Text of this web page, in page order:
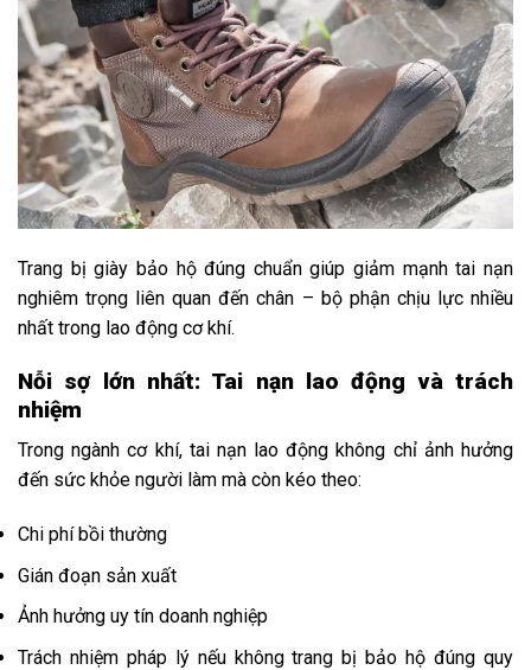
Trang bị giày bảo hộ đúng chuẩn giúp giảm mạnh tai nạn
nghiêm trọng liên quan đến chân – bộ phận chịu lực nhiều
nhất trong lao động cơ khí.
Nỗi sợ lớn nhất: Tai nạn lao động và trách
nhiệm
Trong ngành cơ khí, tai nạn lao động không chỉ ảnh hưởng
đến sức khỏe người làm mà còn kéo theo:
Chi phí bồi thường
Gián đoạn sản xuất
Ảnh hưởng uy tín doanh nghiệp
Trách nhiệm pháp lý nếu không trang bị bảo hộ đúng quy